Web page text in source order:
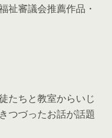
祉審議会推薦作品・
たちと教室からいじ
つづったお話が話題